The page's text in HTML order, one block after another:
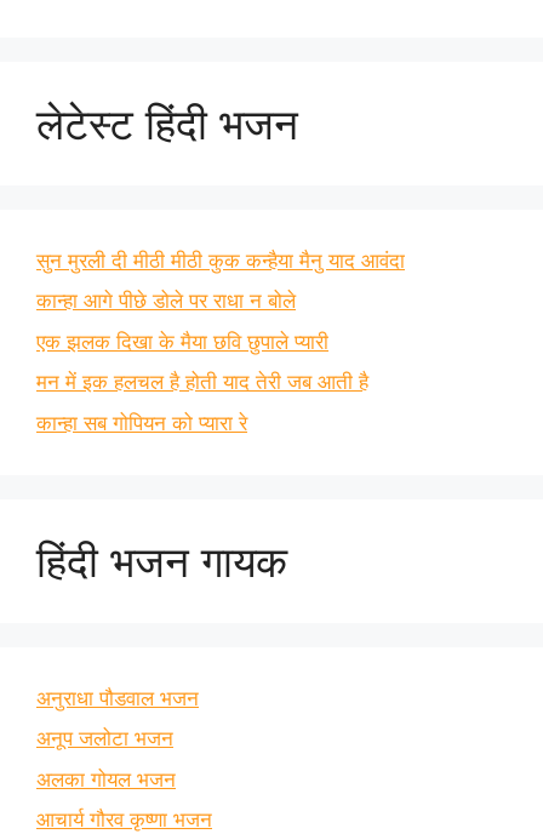
लेटेस्ट हिंदी भजन
सुन मुरली दी मीठी मीठी कुक कन्हैया मैनु याद आवंदा
कान्हा आगे पीछे डोले पर राधा न बोले
एक झलक दिखा के मैया छवि छुपाले प्यारी
मन में इक हलचल है होती याद तेरी जब आती है
कान्हा सब गोपियन को प्यारा रे
हिंदी भजन गायक
अनुराधा पौडवाल भजन
अनूप जलोटा भजन
अलका गोयल भजन
आचार्य गौरव कृष्णा भजन